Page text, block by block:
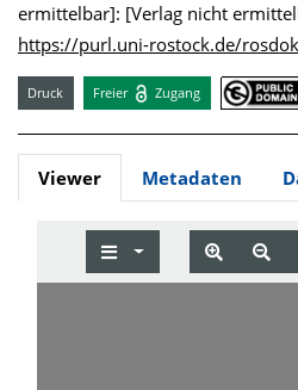
ermittelbar]: [Verlag nicht
https://purl.uni-rostock.de/
Druck Freier Zugang
Viewer Metadaten